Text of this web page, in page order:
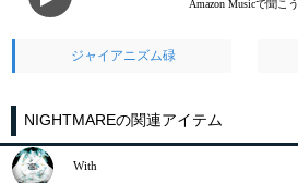
Amazon Musicで聞こう
ジャイアニズム碌
NIGHTMAREの関連アイテム
With